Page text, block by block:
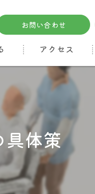
お問い合わせ
アクセス
具体策